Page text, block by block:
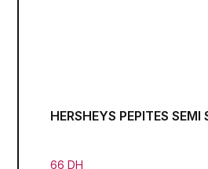
HERSHEYS PEPITES
66 DH